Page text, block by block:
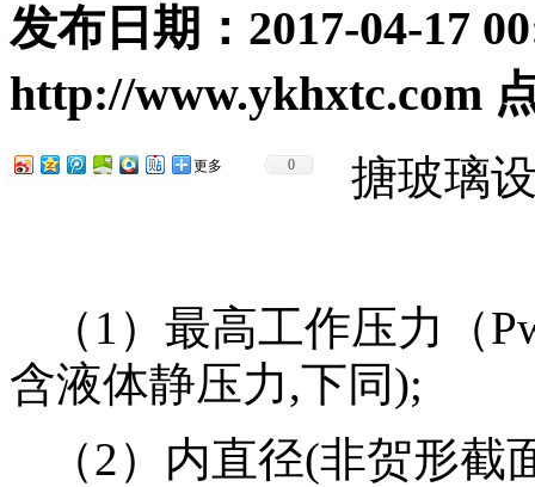
发布日期： 2017-04-17
http://www.ykhxtc.com
更多 0 搪玻璃
（1）最高工作压力（
含液体静压力,下同);
（2）内直径(非贺形